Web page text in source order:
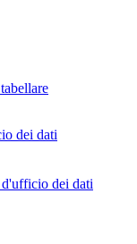
dei dati
dei dati